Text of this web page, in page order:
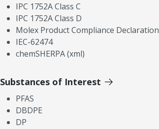
IPC 1752A Class C
IPC 1752A Class D
Molex Product Compliance Declaration
IEC-62474
chemSHERPA (xml)
Substances of Interest
PFAS
DBDPE
DP